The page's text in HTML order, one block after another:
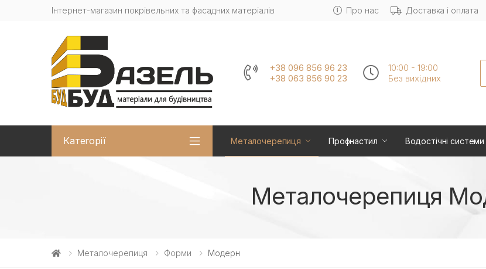
Інтернет-магазин покрівельних та фасадних матеріалів Про нас Доставка і оплата
+38 096 856 96 23
+38 063 856 90 23
10:00 - 19:00
Без вихiдних
Категорії Металочерепиця Профнастил Водостічні системи
Металочерепиця
Металочерепиця Форми Модерн